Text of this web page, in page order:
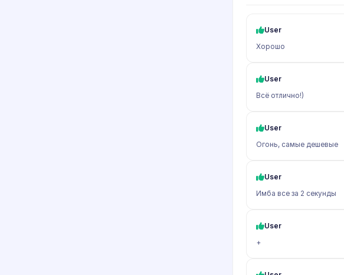
User
Хорошо
User
Всё отлично!)
User
Огонь, самые дешевые
User
Имба все за 2 секунды
User
+